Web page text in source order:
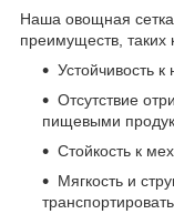
Наша овощная
преимуществ, таких
Устойчивость
Отсутствие
пищевыми
Стойкость к
Мягкость и